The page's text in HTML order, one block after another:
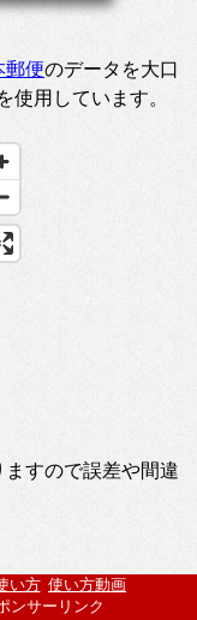
郵便のデータを大口
用しています。
すので誤差や間違
い方 使い方動画
ンサーリンク